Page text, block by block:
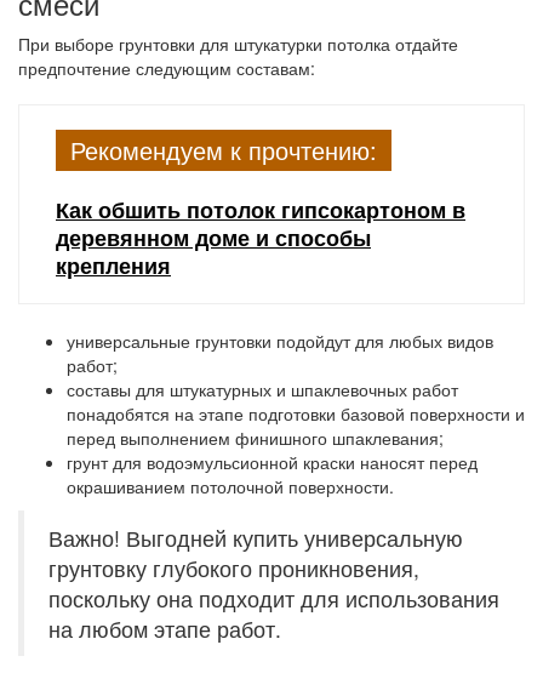
При выборе грунтовки для штукатурки потолка отдайте
предпочтение следующим составам:
Рекомендуем к прочтению:
Как обшить потолок гипсокартоном в
деревянном доме и способы
крепления
универсальные грунтовки подойдут для любых видов
работ;
составы для штукатурных и шпаклевочных работ
понадобятся на этапе подготовки базовой поверхности и
перед выполнением финишного шпаклевания;
грунт для водоэмульсионной краски наносят перед
окрашиванием потолочной поверхности.
Важно! Выгодней купить универсальную
грунтовку глубокого проникновения,
поскольку она подходит для использования
на любом этапе работ.